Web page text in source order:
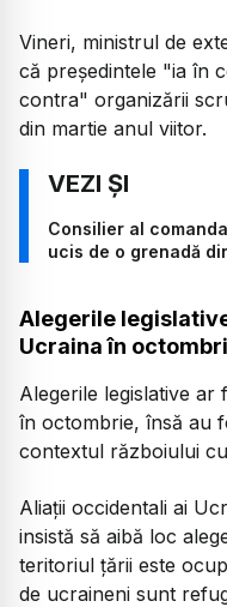
Vineri, ministrul de
că preşedintele "ia în
contra" organizării
din martie anul viitor.
Consilier al
ucis de o grenadă
Alegerile
Ucraina în
Alegerile legislative
în octombrie, însă au
contextul războiului
Aliaţii occidentali ai
insistă să aibă loc
teritoriul ţării este
de ucraineni sunt